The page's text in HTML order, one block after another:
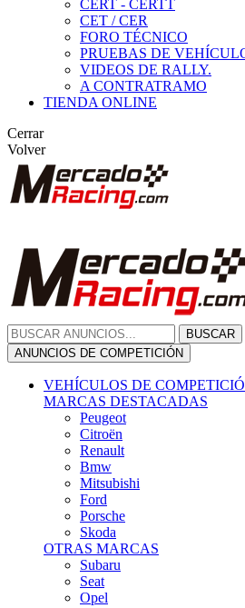
CERT - CERTT
CET / CER
FORO TÉCNICO
PRUEBAS DE
VIDEOS DE RALLY.
A CONTRATRAMO
TIENDA ONLINE
Cerrar
Volver
BUSCAR
ANUNCIOS DE COMPETICIÓN
VEHÍCULOS DE
MARCAS DESTACADAS
Peugeot
Citroën
Renault
Bmw
Mitsubishi
Ford
Porsche
Skoda
OTRAS MARCAS
Subaru
Seat
Opel
Volkswagen